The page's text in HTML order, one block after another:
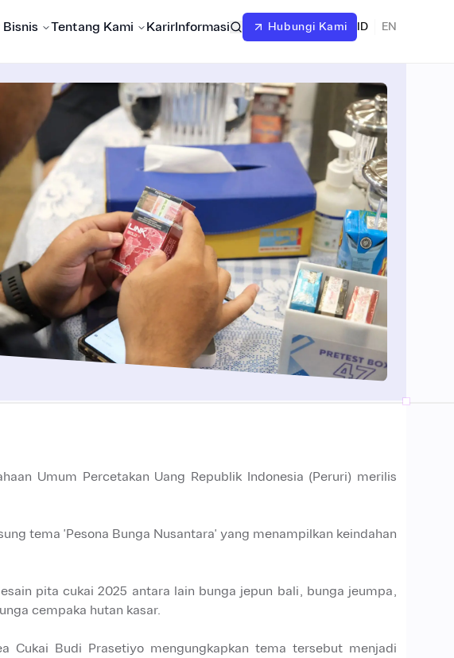
Bisnis
Technology Government Technology
Tentang Kami KarirInformasi Hubungi Kami ID EN
ID EN
Umum Percetakan Uang Republik Indonesia (Peruri) merilis
tema 'Pesona Bunga Nusantara' yang menampilkan keindahan
pita cukai 2025 antara lain bunga jepun bali, bunga jeumpa,
cempaka hutan kasar.
Cukai Budi Prasetiyo mengungkapkan tema tersebut menjadi